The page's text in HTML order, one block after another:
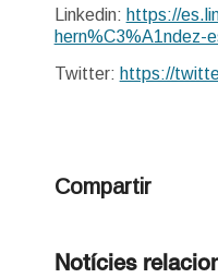
Linkedin: https://
hern%C3%A1ndez-
Twitter: https://
Compartir
Notícies